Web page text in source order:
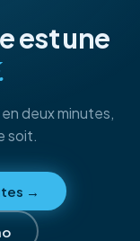
est une
deux minutes,
soit.
→